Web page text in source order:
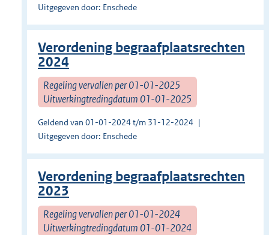
Uitgegeven door: Enschede
Verordening begraafplaatsrechten
2024
Regeling vervallen per 01-01-2025
Uitwerkingtredingdatum 01-01-2025
Geldend van 01-01-2024 t/m 31-12-2024
Uitgegeven door: Enschede
Verordening begraafplaatsrechten
2023
Regeling vervallen per 01-01-2024
Uitwerkingtredingdatum 01-01-2024